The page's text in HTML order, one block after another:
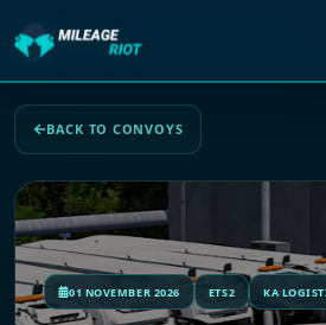
BACK TO CONVOYS
01 NOVEMBER 2026 ETS2 KA